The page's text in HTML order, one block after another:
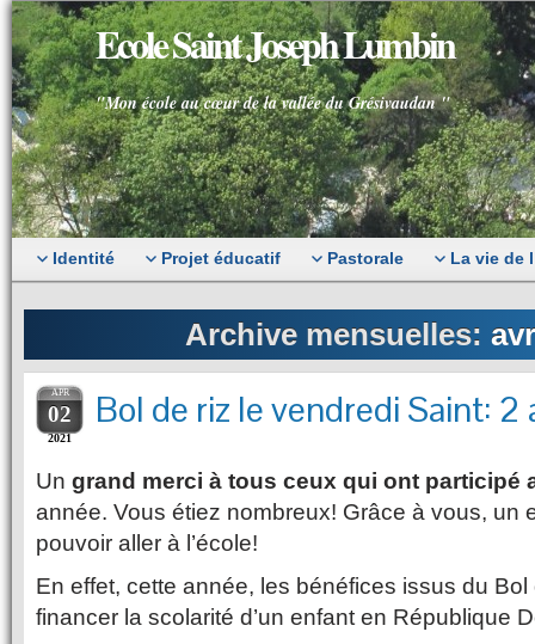
Ecole Saint Joseph Lumbin
"Mon école au cœur de la vallée du Grésivaudan "
Identité Projet éducatif Pastorale La vie de
Archive mensuelles:
APR
02
2021
Bol de riz le vendredi Saint:
Un grand merci à tous ceux qui ont participé
année. Vous étiez nombreux! Grâce à vous, un
pouvoir aller à l’école!
En effet, cette année, les bénéfices issus du
financer la scolarité d’un enfant en République